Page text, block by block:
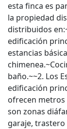
esta finca es
la propiedad
distribuidos
edificación
estancias
baño.~~2.⁠ ⁠Los
edificación
ofrecen
son zonas
garaje, trastero